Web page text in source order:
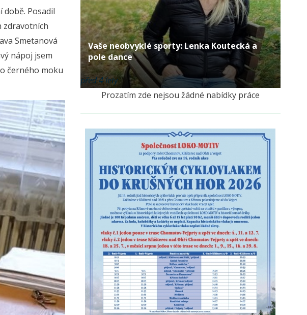
Posadil
zdravotních
Smetanová
nápoj jsem
černého moku
Vaše neobvyklé sporty: Lenka Koutecká a
pole dance
před 4 lety
Prozatím zde nejsou žádné nabídky práce